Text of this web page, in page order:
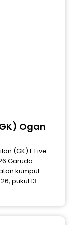
Ogan
(GK) F Five
Garuda
kumpul
pukul 13....